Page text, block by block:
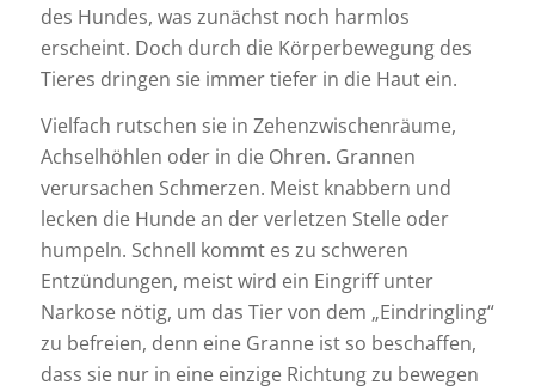
des Hundes, was zunächst noch harmlos
erscheint. Doch durch die Körperbewegung des
Tieres dringen sie immer tiefer in die Haut ein.
Vielfach rutschen sie in Zehenzwischenräume,
Achselhöhlen oder in die Ohren. Grannen
verursachen Schmerzen. Meist knabbern und
lecken die Hunde an der verletzen Stelle oder
humpeln. Schnell kommt es zu schweren
Entzündungen, meist wird ein Eingriff unter
Narkose nötig, um das Tier von dem „Eindringling“
zu befreien, denn eine Granne ist so beschaffen,
dass sie nur in eine einzige Richtung zu bewegen